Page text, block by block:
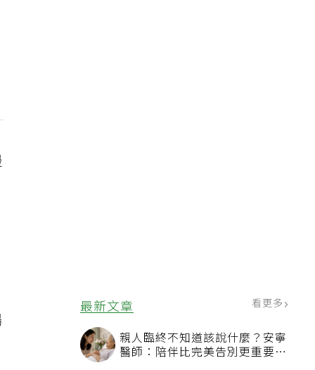
最新文章 看更多
親人臨終不知道該說什麼？安寧
醫師：陪伴比完美告別更重要，